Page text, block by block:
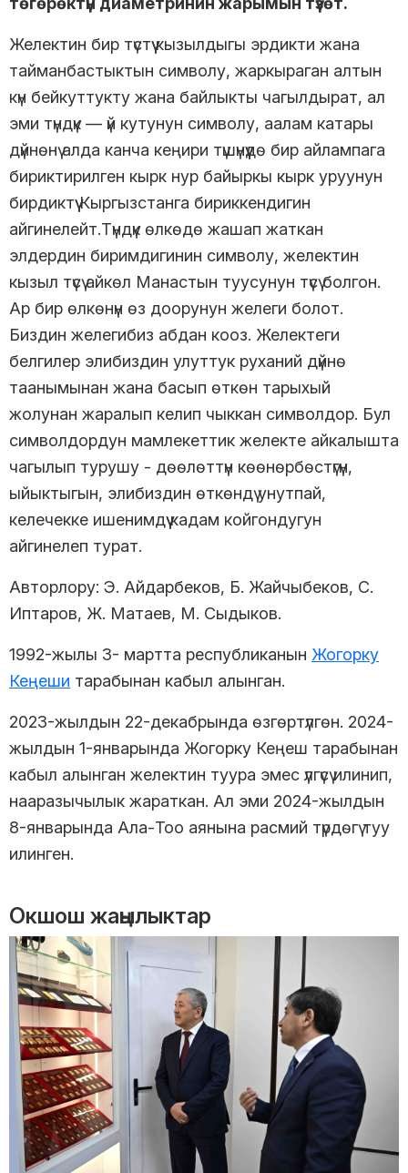
Желектин бир түстүү кызылдыгы эрдикти жана
тайманбастыктын символу, жаркыраган алтын
күн бейкуттукту жана байлыкты чагылдырат, ал
эми түндүк — үй кутунун символу, аалам катары
дүйнөнү алда канча кеңири түшүнүүдө бир айлампага
бириктирилген кырк нур байыркы кырк уруунун
бирдиктүү Кыргызстанга бириккендигин
айгинелейт.Түндүк өлкөдө жашап жаткан
элдердин биримдигинин символу, желектин
кызыл түсү айкөл Манастын туусунун түсү болгон.
Ар бир өлкөнүн өз доорунун желеги болот.
Биздин желегибиз абдан кооз. Желектеги
белгилер элибиздин улуттук руханий дүйнө
таанымынан жана басып өткөн тарыхый
жолунан жаралып келип чыккан символдор. Бул
символдордун мамлекеттик желекте айкалышта
чагылып турушу - дөөлөттүн көөнөрбөстүгүн,
ыйыктыгын, элибиздин өткөндү унутпай,
келечекке ишенимдүү кадам койгондугун
айгинелеп турат.
Авторлору: Э. Айдарбеков, Б. Жайчыбеков, С.
Иптаров, Ж. Матаев, М. Сыдыков.
1992-жылы 3- мартта республиканын Жогорку
Кеңеши тарабынан кабыл алынган.
2023-жылдын 22-декабрында өзгөртүлгөн. 2024-
жылдын 1-январында Жогорку Кеңеш тарабынан
кабыл алынган желектин туура эмес үлгүсү илинип,
нааразычылык жараткан. Ал эми 2024-жылдын
8-январында Ала-Тоо аянына расмий түрдөгү туу
илинген.
Окшош жаңылыктар